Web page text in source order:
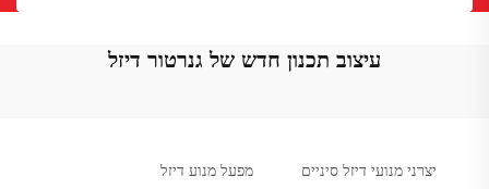
עיצוב תכנון חדש של גנרטור דיזל
יצרני מנועי דיזל סיניים מפעל מנוע דיזל